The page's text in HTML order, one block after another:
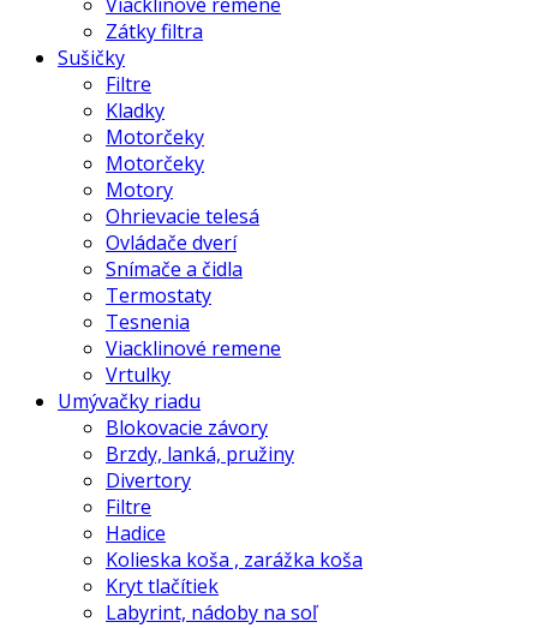
Zátky filtra
Sušičky
Filtre
Kladky
Motorčeky
Motorčeky
Motory
Ohrievacie telesá
Ovládače dverí
Snímače a čidla
Termostaty
Tesnenia
Viacklinové remene
Vrtulky
Umývačky riadu
Blokovacie závory
Brzdy, lanká, pružiny
Divertory
Filtre
Hadice
Kolieska koša , zarážka koša
Kryt tlačítiek
Labyrint, nádoby na soľ